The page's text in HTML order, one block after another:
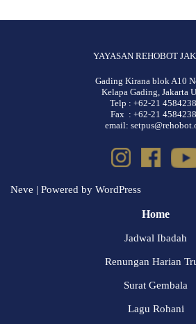
YAYASAN REHOBOT
Gading Kirana blok A10
Kelapa Gading, Jakarta
Telp : +62-21
Fax : +62-21
email:
Neve | Powered by WordPress
Home
Jadwal Ibadah
Renungan Harian
Surat Gembala
Lagu Rohani